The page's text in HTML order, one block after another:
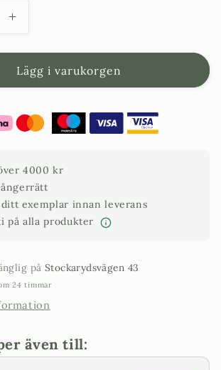
Öka
kvantitet
för
Barrträd
i
-
Juniperus
Schlager
-
1,6
m
Lägg i varukorgen
4000 kr
ångerrätt
ditt exemplar innan leverans
på alla produkter
på Stockarydsvägen 43
24 timmar
även till: